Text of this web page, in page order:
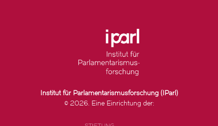
Institut für Parlamentarismusforschung (IParl)
© 2026. Eine Einrichtung der: